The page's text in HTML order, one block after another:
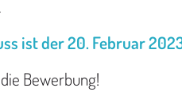
ist der 20. Februar
Bewerbung!